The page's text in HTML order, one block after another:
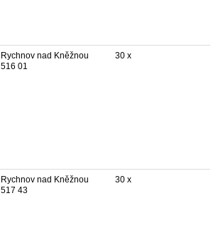
Rychnov nad Kněžnou
516 01
30 x
Rychnov nad Kněžnou
517 43
30 x